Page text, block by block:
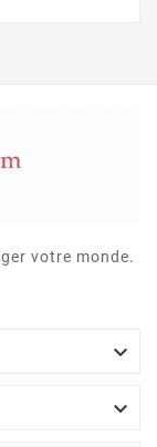
votre monde.

